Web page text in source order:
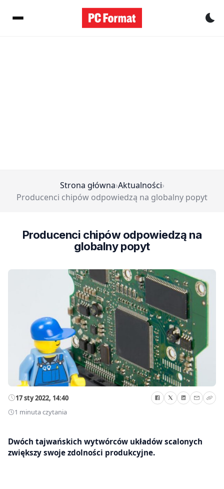
Strona główna›Aktualności›
Producenci chipów odpowiedzą na globalny popyt
Producenci chipów odpowiedzą na
globalny popyt
17 sty 2022, 14:40
1 minuta czytania
Dwóch tajwańskich wytwórców układów scalonych
zwiększy swoje zdolności produkcyjne.